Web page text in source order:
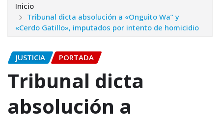
Inicio
Tribunal dicta absolución a «Onguito Wa” y
«Cerdo Gatillo», imputados por intento de homicidio
JUSTICIA PORTADA
Tribunal dicta
absolución a